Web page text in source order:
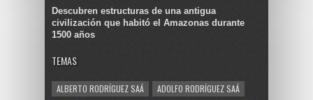
Descubren estructuras de una antigua
civilización que habitó el Amazonas durante
1500 años
TEMAS
ALBERTO RODRÍGUEZ SAÁ
ADOLFO RODRÍGUEZ SAÁ